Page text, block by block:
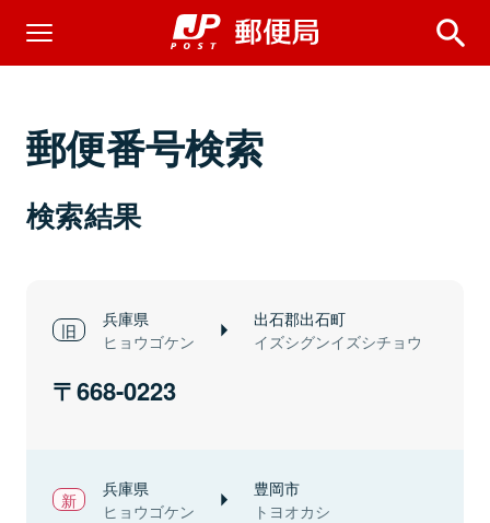
郵便番号検索
検索結果
兵庫県
ヒョウゴケン
出石郡出石町
イズシグンイズシチョウ
668-0223
兵庫県
ヒョウゴケン
豊岡市
トヨオカシ